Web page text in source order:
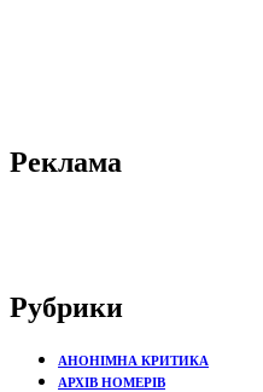
Реклама
Рубрики
АНОНІМНА КРИТИКА
АРХІВ НОМЕРІВ